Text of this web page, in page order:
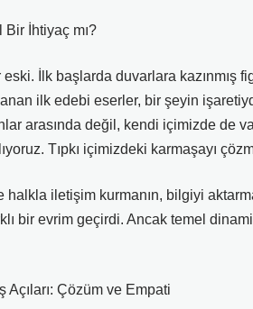
Bir İhtiyaç mı?
İlk başlarda duvarlara kazınmış
ilk edebi eserler, bir şeyin
arasında değil, kendi içimizde de
Tıpkı içimizdeki karmaşayı
halkla iletişim kurmanın, bilgiyi
bir evrim geçirdi. Ancak temel
Açıları: Çözüm ve Empati